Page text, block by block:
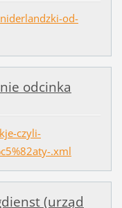
od-
odcinka
czyli-
.xml
(urząd